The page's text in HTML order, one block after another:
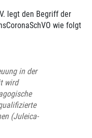
legt den Begriff der
wie folgt
in der
wird
(Juleica-